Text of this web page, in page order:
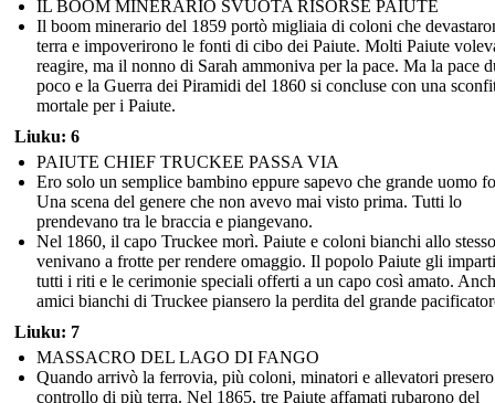
IL BOOM MINERARIO SVUOTA RISORSE PAIUTE
Il boom minerario del 1859 portò migliaia di coloni che
terra e impoverirono le fonti di cibo dei Paiute. Molti Paiute
reagire, ma il nonno di Sarah ammoniva per la pace. Ma la pace
poco e la Guerra dei Piramidi del 1860 si concluse con una
mortale per i Paiute.
Liuku: 6
PAIUTE CHIEF TRUCKEE PASSA VIA
Ero solo un semplice bambino eppure sapevo che grande uomo
Una scena del genere che non avevo mai visto prima. Tutti lo
prendevano tra le braccia e piangevano.
Nel 1860, il capo Truckee morì. Paiute e coloni bianchi allo
venivano a frotte per rendere omaggio. Il popolo Paiute gli
tutti i riti e le cerimonie speciali offerti a un capo così amato.
amici bianchi di Truckee piansero la perdita del grande
Liuku: 7
MASSACRO DEL LAGO DI FANGO
Quando arrivò la ferrovia, più coloni, minatori e allevatori
controllo di più terra. Nel 1865, tre Paiute affamati rubarono del